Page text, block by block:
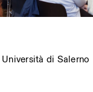
di Salerno